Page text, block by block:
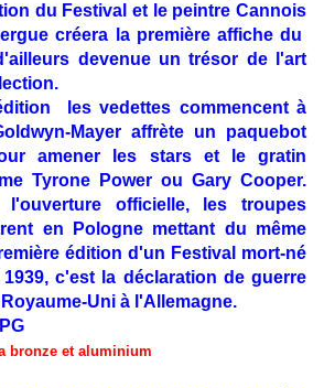
du Festival et le peintre Cannois
créera la première affiche du
devenue un trésor de l'art
les vedettes commencent à
Mayer affrète un paquebot
amener les stars et le gratin
Tyrone Power ou Gary Cooper.
officielle, les troupes
en Pologne mettant du même
édition d'un Festival mort-né
c'est la déclaration de guerre
Uni à l'Allemagne.
bronze et aluminium